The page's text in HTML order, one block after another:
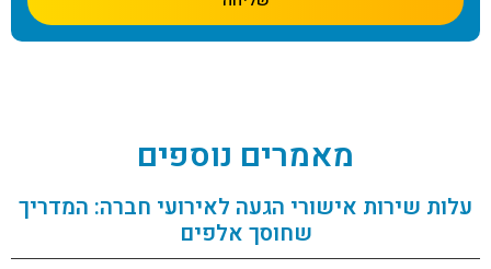
מאמרים נוספים
עלות שירות אישורי הגעה לאירועי חברה: המדריך
שחוסך אלפים